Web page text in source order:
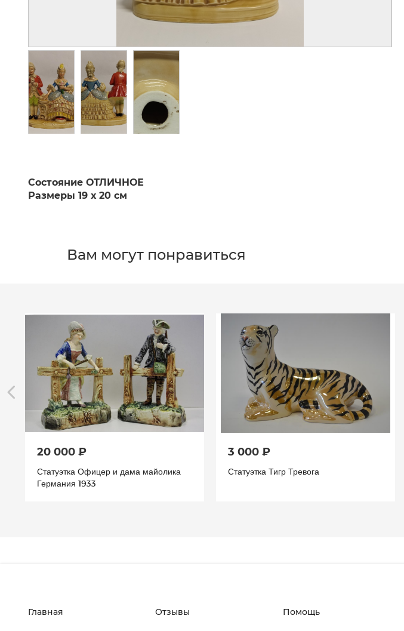
Состояние ОТЛИЧНОЕ
Размеры 19 х 20 см
Вам могут понравиться
20 000 ₽
Статуэтка Офицер и дама майолика
Германия 1933
3 000 ₽
Статуэтка Тигр Тревога
Главная Отзывы Помощь